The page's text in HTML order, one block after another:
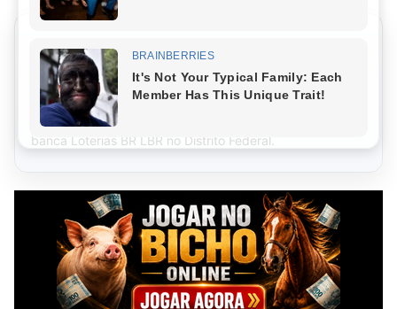
Palpites do dia Loterias BR
LBR Hoje (07/08/2026)
Gerador automático de
banca Loterias BR LBR no Distrito Federal.